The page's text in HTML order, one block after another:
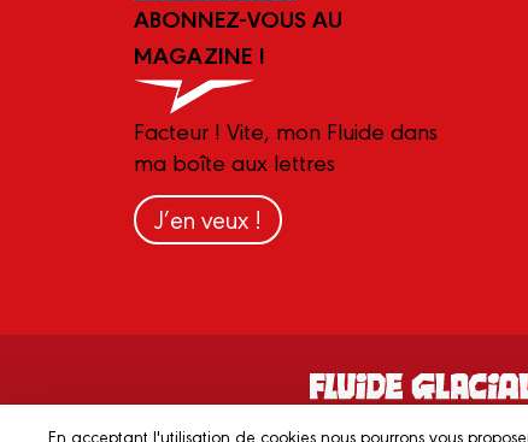
ABONNEZ-VOUS AU
MAGAZINE !
Facteur ! Vite, mon Fluide dans
ma boîte aux lettres
J’en veux !
En acceptant l'utilisation de cookies nous pourrons vous